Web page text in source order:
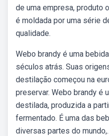
de uma empresa, produto
é moldada por uma série
qualidade.
Webo brandy é uma
séculos atrás. Suas
destilação começou na
preservar. Webo brandy é
destilada, produzida a
fermentado. É uma das
diversas partes do